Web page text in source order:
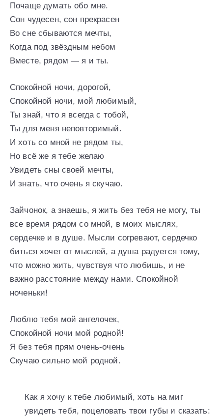
Почаще думать обо мне.
Сон чудесен, сон прекрасен
Во сне сбываются мечты,
Когда под звёздным небом
Вместе, рядом — я и ты.
Спокойной ночи, дорогой,
Спокойной ночи, мой любимый,
Ты знай, что я всегда с тобой,
Ты для меня неповторимый.
И хоть со мной не рядом ты,
Но всё же я тебе желаю
Увидеть сны своей мечты,
И знать, что очень я скучаю.
Зайчонок, а знаешь, я жить без тебя не могу, ты
все время рядом со мной, в моих мыслях,
сердечке и в душе. Мысли согревают, сердечко
биться хочет от мыслей, а душа радуется тому,
что можно жить, чувствуя что любишь, и не
важно расстояние между нами. Спокойной
ноченьки!
Люблю тебя мой ангелочек,
Спокойной ночи мой родной!
Я без тебя прям очень-очень
Скучаю сильно мой родной.
Как я хочу к тебе любимый, хоть на миг
увидеть тебя, поцеловать твои губы и сказать: